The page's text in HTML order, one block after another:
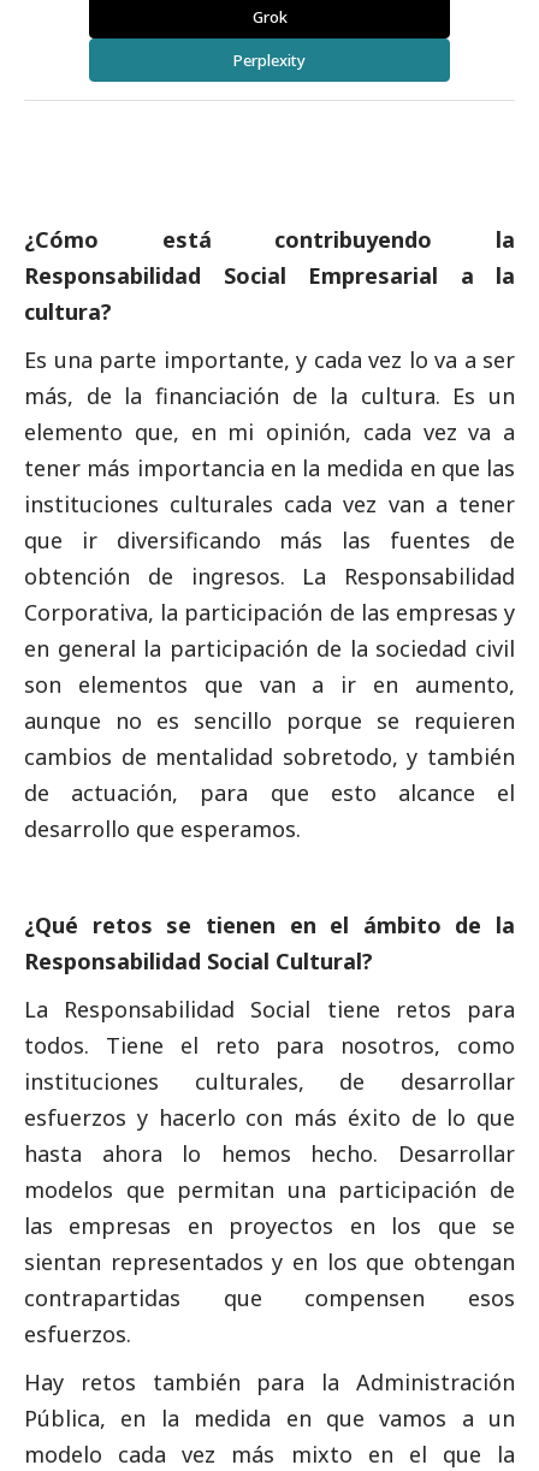
Grok
Perplexity
¿Cómo está contribuyendo la
Responsabilidad Social Empresarial a la
cultura?
Es una parte importante, y cada vez lo va a ser
más, de la financiación de la cultura. Es un
elemento que, en mi opinión, cada vez va a
tener más importancia en la medida en que las
instituciones culturales cada vez van a tener
que ir diversificando más las fuentes de
obtención de ingresos. La Responsabilidad
Corporativa, la participación de las empresas y
en general la participación de la sociedad civil
son elementos que van a ir en aumento,
aunque no es sencillo porque se requieren
cambios de mentalidad sobretodo, y también
de actuación, para que esto alcance el
desarrollo que esperamos.
¿Qué retos se tienen en el ámbito de la
Responsabilidad Social Cultural?
La Responsabilidad Social tiene retos para
todos. Tiene el reto para nosotros, como
instituciones culturales, de desarrollar
esfuerzos y hacerlo con más éxito de lo que
hasta ahora lo hemos hecho. Desarrollar
modelos que permitan una participación de
las empresas en proyectos en los que se
sientan representados y en los que obtengan
contrapartidas que compensen esos
esfuerzos.
Hay retos también para la Administración
Pública, en la medida en que vamos a un
modelo cada vez más mixto en el que la